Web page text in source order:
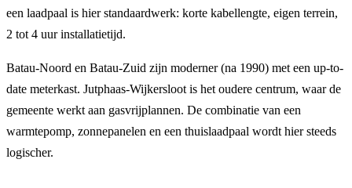
een laadpaal is hier standaardwerk: korte kabellengte, eigen terrein,
2 tot 4 uur installatietijd.
Batau-Noord en Batau-Zuid zijn moderner (na 1990) met een up-to-
date meterkast. Jutphaas-Wijkersloot is het oudere centrum, waar de
gemeente werkt aan gasvrijplannen. De combinatie van een
warmtepomp, zonnepanelen en een thuislaadpaal wordt hier steeds
logischer.